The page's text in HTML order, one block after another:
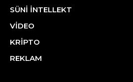
SÜNİ İNTELLEKT
VİDEO
KRİPTO
REKLAM